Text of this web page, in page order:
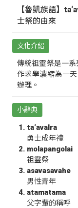
【魯凱族語】
士祭的由來
文化介紹
傳統祖靈祭是一
作求學濃縮為一
辦理。
小辭典
ta‘avalra
勇士成年禮
molapangolai
祖靈祭
asavasavahe
男性青年
atamatama
父字輩的稱呼